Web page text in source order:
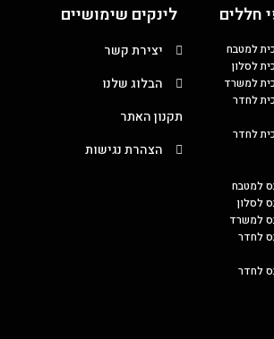
חללים
למטבח
לסלון
למשרד
לחדר
לחדר
למטבח
לסלון
למשרד
לחדר
לחדר
לינקים שימושיים
יצירת קשר
הבלוג שלנו
תקנון האתר
הצהרת נגישות